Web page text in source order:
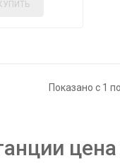
Показано с 1